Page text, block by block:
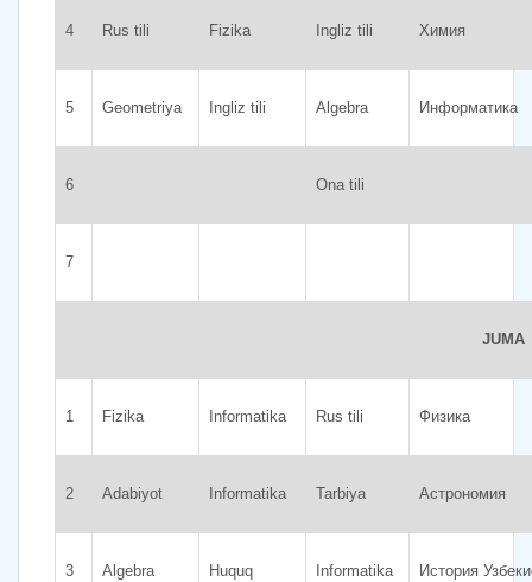
4 Rus tili Fizika Ingliz tili Химия
5 Geometriya Ingliz tili Algebra Информатика
6 Ona tili
7
JUMA
1 Fizika Informatika Rus tili Физика
2 Adabiyot Informatika Tarbiya Астрономия
3 Algebra Huquq Informatika История